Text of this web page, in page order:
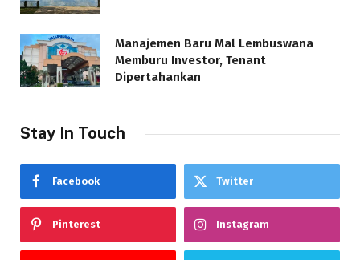
Manajemen Baru Mal Lembuswana
Memburu Investor, Tenant
Dipertahankan
Stay In Touch
Facebook Twitter
Pinterest Instagram